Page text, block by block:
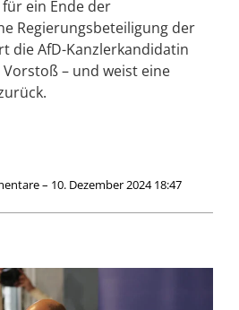
ein Ende der
Regierungsbeteiligung der
die AfD-Kanzlerkandidatin
– und weist eine
– 10. Dezember 2024 18:47